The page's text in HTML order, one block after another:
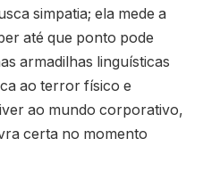
simpatia; ela mede a
até que ponto pode
armadilhas linguísticas
ao terror físico e
ao mundo corporativo,
certa no momento